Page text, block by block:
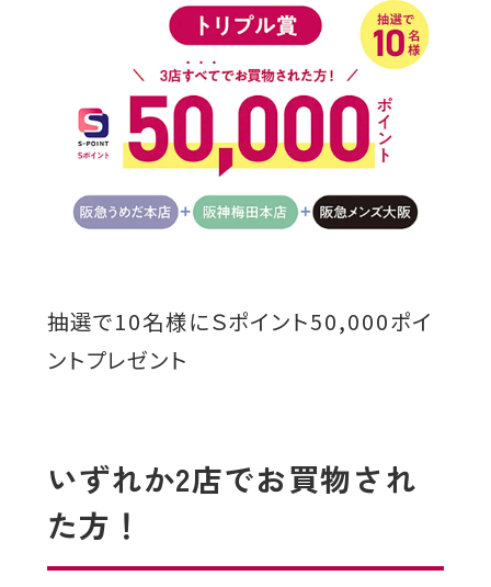
抽選で10名様にＳポイント50,000ポイ
ントプレゼント
いずれか2店でお買物され
た方！